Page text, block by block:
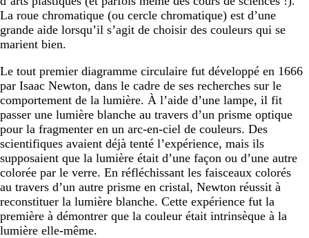
La roue chromatique (ou cercle chromatique) est d’une
grande aide lorsqu’il s’agit de choisir des couleurs qui se
marient bien.
Le tout premier diagramme circulaire fut développé en 1666
par Isaac Newton, dans le cadre de ses recherches sur le
comportement de la lumière. À l’aide d’une lampe, il fit
passer une lumière blanche au travers d’un prisme optique
pour la fragmenter en un arc-en-ciel de couleurs. Des
scientifiques avaient déjà tenté l’expérience, mais ils
supposaient que la lumière était d’une façon ou d’une autre
colorée par le verre. En réfléchissant les faisceaux colorés
au travers d’un autre prisme en cristal, Newton réussit à
reconstituer la lumière blanche. Cette expérience fut la
première à démontrer que la couleur était intrinsèque à la
lumière elle-même.